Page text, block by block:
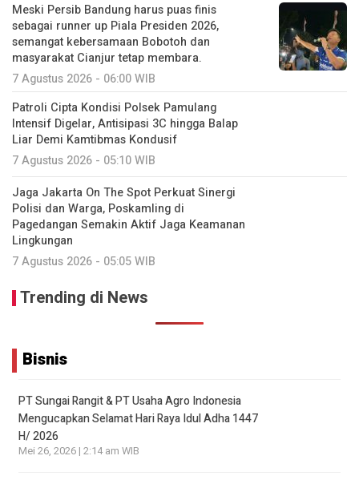
Meski Persib Bandung harus puas finis
sebagai runner up Piala Presiden 2026,
semangat kebersamaan Bobotoh dan
masyarakat Cianjur tetap membara.
7 Agustus 2026 - 06:00 WIB
Patroli Cipta Kondisi Polsek Pamulang
Intensif Digelar, Antisipasi 3C hingga Balap
Liar Demi Kamtibmas Kondusif
7 Agustus 2026 - 05:10 WIB
Jaga Jakarta On The Spot Perkuat Sinergi
Polisi dan Warga, Poskamling di
Pagedangan Semakin Aktif Jaga Keamanan
Lingkungan
7 Agustus 2026 - 05:05 WIB
Trending di News
Bisnis
PT Sungai Rangit & PT Usaha Agro Indonesia
Mengucapkan Selamat Hari Raya Idul Adha 1447
H/ 2026
Mei 26, 2026 | 2:14 am WIB